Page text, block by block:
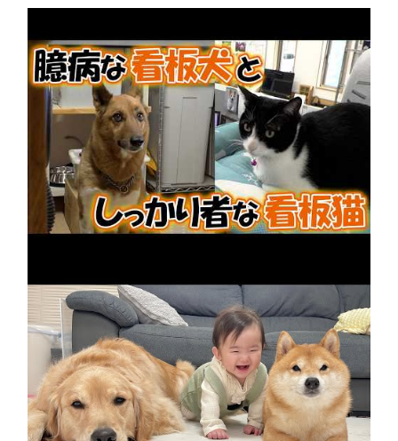
先輩犬を支えるPCショップの看板猫
2026年8月9日
急成長の裏には豆柴とゴールデンレトリバーの
協力がありました…